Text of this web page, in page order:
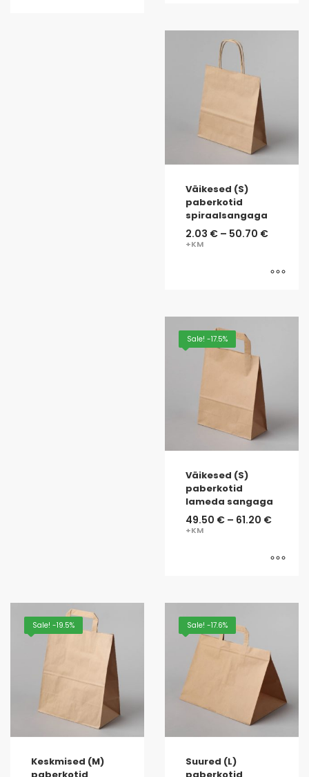
Väikesed (S)
paberkotid
spiraalsangaga
2.03 € – 50.70 €
Sale! -17.5%
Väikesed (S)
paberkotid
lameda sangaga
49.50 € – 61.20 €
Sale! -19.5%
Keskmised (M)
Sale! -17.6%
Suured (L)